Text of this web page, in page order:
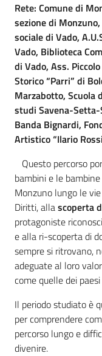
Seguici
su
Assemblea
Attività
Argomenti
Per i media
Rete: Comune di
sezione di
sociale di Vado,
Vado, Biblioteca
di Vado, Ass.
Storico “Parri” di
Marzabotto, Scuola
studi Savena-Setta-
Banda Bignardi,
Artistico “Ilario
Questo percorso
bambini e le bambine
Monzuno lungo le
Diritti, allascoperta
protagoniste
e alla ri-scoperta di
sempre si ritrovano,
adeguate al loro
come quelle dei
Il periodo studiato è
per comprendere
percorso lungo e
divenire.